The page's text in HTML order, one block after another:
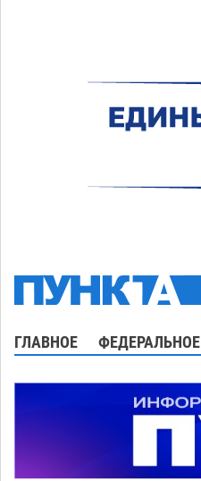
ГЛАВНОЕ ФЕДЕРАЛЬНОЕ